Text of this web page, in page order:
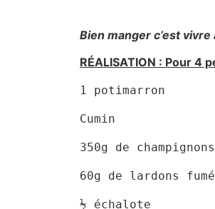
Bien manger c’est
RÉALISATION : Pour 4
1 potimarron
Cumin
350g de
60g de lardons
½ échalote